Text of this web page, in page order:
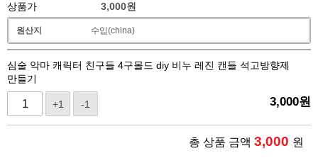
상품가 3,000원
원산지 수입(china)
심술 악마 캐릭터 친구들 4구몰드 diy 비누 레진 캔들 석고방향제
만들기
+1 -1 3,000원
총 상품 금액 3,000 원